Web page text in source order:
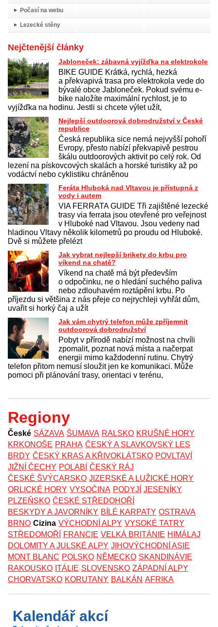
Počasí na webu
Lezecké stěny
Nejčtenější články
Jabloneček: zábavná vyjížďka na elektrokole
BIKE GUIDE Krátká, rychlá, hezká
a překvapivá trasa pro elektrokola vede do
bývalé obce Jabloneček. Pokud svému e-
bike naložíte maximální rychlost, je to
vyjížďka na hodinu. Jestli si chcete výlet užít,
Nejlepší outdoorová dobrodružství v České
republice
Česká republika sice nemá nejvyšší pohoří
Evropy, přesto nabízí překvapivě pestrou
škálu outdoorových aktivit po celý rok. Od
lezení na pískovcových skalách a horské turistiky až po
vodáctví nebo cyklistiku chráněnou
Feráta Hluboká nad Vltavou je přístupná z
vody i autem
VIA FERRATA GUIDE Tři zajištěné lezecké
trasy via ferrata jsou otevřené pro veřejnost
v Hluboké nad Vltavou. Jsou vedeny nad
hladinou Vltavy několik kilometrů po proudu od Hluboké.
Dvě si můžete přelézt
Jak vybrat nejlepší brikety do krbu pro
víkend na chatě?
Víkend na chatě má být především
o odpočinku, ne o hledání suchého paliva
nebo zdlouhavém roztápění krbu. Po
příjezdu si většina z nás přeje co nejrychleji vyhřát dům,
uvařit si horký čaj a užít
Jak vám chytrý telefon může zpříjemnit
outdoorová dobrodružství
Pobyt v přírodě nabízí možnost na chvíli
zpomalit, poznat nová místa a načerpat
energii mimo každodenní rutinu. Chytrý
telefon přitom nemusí sloužit jen ke komunikaci. Může
pomoci při plánování trasy, orientaci v terénu,
Regiony
České SÁZAVA ŠUMAVA RALSKO KRUŠNÉ HORY
KRKONOŠE PRAHA ČESKÝ A SLAVKOVSKÝ LES
BRDY ČESKÝ KRAS A KŘIVOKLÁTSKO POVLTAVÍ
JIŽNÍ ČECHY POLABÍ ČESKÝ RÁJ
ČESKÉ ŠVÝCARSKO JIZERSKÉ A LUŽICKÉ HORY
ORLICKÉ HORY VYSOČINA PODYJÍ JESENÍKY
PLZEŇSKO ČESKÉ STŘEDOHOŘÍ
BESKYDY A JAVORNÍKY BÍLÉ KARPATY OSTRAVA
BRNO Cizina VÝCHODNÍ ALPY VYSOKÉ TATRY
STŘEDOMOŘÍ
FRANCIE VELKÁ BRITÁNIE HIMÁLAJ
DOLOMITY A JULSKÉ ALPY JIHOVÝCHODNÍ ASIE
MONT BLANC POLSKO NĚMECKO SKANDINÁVIE
RAKOUSKO ITÁLIE SLOVENSKO ZÁPADNÍ ALPY
CHORVATSKO KORUTANY BALKÁN AFRIKA
Kalendář akcí